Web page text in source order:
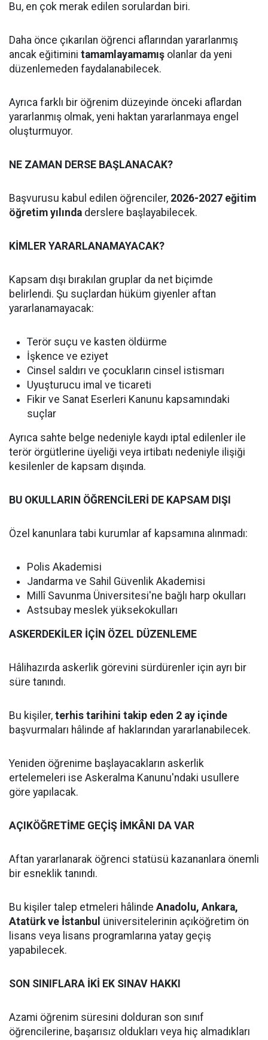
Bu, en çok merak edilen sorulardan biri.
Daha önce çıkarılan öğrenci aflarından yararlanmış
ancak eğitimini tamamlayamamış olanlar da yeni
düzenlemeden faydalanabilecek.
Ayrıca farklı bir öğrenim düzeyinde önceki aflardan
yararlanmış olmak, yeni haktan yararlanmaya engel
oluşturmuyor.
NE ZAMAN DERSE BAŞLANACAK?
Başvurusu kabul edilen öğrenciler, 2026-2027 eğitim
öğretim yılında derslere başlayabilecek.
KİMLER YARARLANAMAYACAK?
Kapsam dışı bırakılan gruplar da net biçimde
belirlendi. Şu suçlardan hüküm giyenler aftan
yararlanamayacak:
Terör suçu ve kasten öldürme
İşkence ve eziyet
Cinsel saldırı ve çocukların cinsel istismarı
Uyuşturucu imal ve ticareti
Fikir ve Sanat Eserleri Kanunu kapsamındaki
suçlar
Ayrıca sahte belge nedeniyle kaydı iptal edilenler ile
terör örgütlerine üyeliği veya irtibatı nedeniyle ilişiği
kesilenler de kapsam dışında.
BU OKULLARIN ÖĞRENCİLERİ DE KAPSAM DIŞI
Özel kanunlara tabi kurumlar af kapsamına alınmadı:
Polis Akademisi
Jandarma ve Sahil Güvenlik Akademisi
Millî Savunma Üniversitesi'ne bağlı harp okulları
Astsubay meslek yüksekokulları
ASKERDEKİLER İÇİN ÖZEL DÜZENLEME
Hâlihazırda askerlik görevini sürdürenler için ayrı bir
süre tanındı.
Bu kişiler, terhis tarihini takip eden 2 ay içinde
başvurmaları hâlinde af haklarından yararlanabilecek.
Yeniden öğrenime başlayacakların askerlik
ertelemeleri ise Askeralma Kanunu'ndaki usullere
göre yapılacak.
AÇIKÖĞRETİME GEÇİŞ İMKÂNI DA VAR
Aftan yararlanarak öğrenci statüsü kazananlara önemli
bir esneklik tanındı.
Bu kişiler talep etmeleri hâlinde Anadolu, Ankara,
Atatürk ve İstanbul üniversitelerinin açıköğretim ön
lisans veya lisans programlarına yatay geçiş
yapabilecek.
SON SINIFLARA İKİ EK SINAV HAKKI
Azami öğrenim süresini dolduran son sınıf
öğrencilerine, başarısız oldukları veya hiç almadıkları